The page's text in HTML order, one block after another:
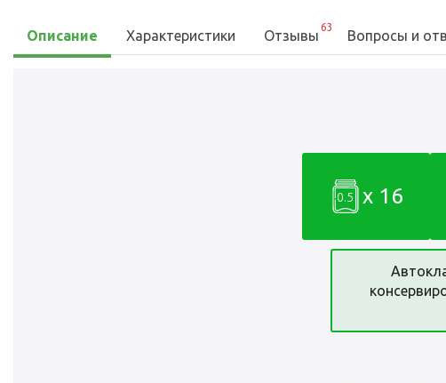
Описание Характеристики Отзывы
63
Вопросы и
0.5 x 16